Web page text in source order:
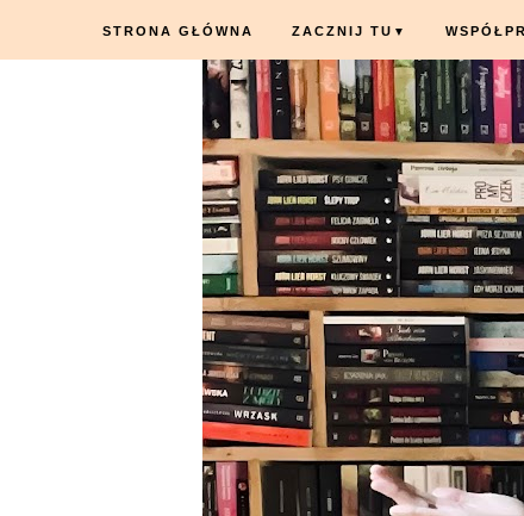
STRONA GŁÓWNA ZACZNIJ TU ▼